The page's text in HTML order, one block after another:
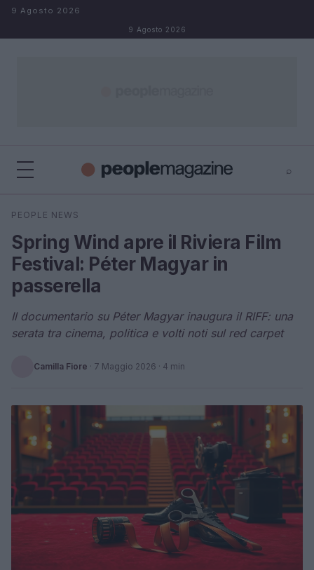
Salta al contenuto
9 Agosto 2026
9 Agosto 2026
⌕
Cerca
PEOPLE NEWS
Spring Wind apre il Riviera Film
Festival: Péter Magyar in
passerella
Il documentario su Péter Magyar inaugura il RIFF: una
serata tra cinema, politica e volti noti sul red carpet
Camilla Fiore · 7 Maggio 2026 · 4 min